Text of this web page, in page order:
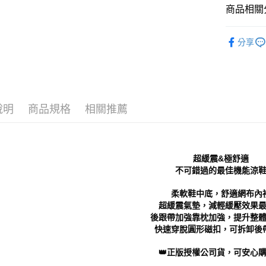
２．訂單
※ 請注意
２．關於
https://
「AFTEE
任。
４．使用
即時審查
５．嚴禁
形，恩沛
付款後 全
海外宅配
商品相關
分享
明 商品規格 相關推薦
超緩震&極舒適
不可錯過的最佳機能涼鞋
柔軟鞋中底，舒適網布內
超緩震氣墊，減輕緩壓效果
後跟帶加強靠枕加強，提升整
快速穿脫圓形磁扣，可拆卸後
👑正版授權公司貨，可安心